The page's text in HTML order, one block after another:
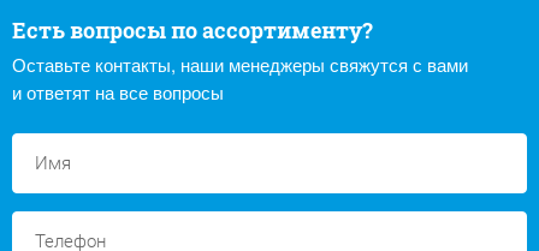
Есть вопросы по ассортименту?
Оставьте контакты, наши менеджеры свяжутся с вами
и ответят на все вопросы